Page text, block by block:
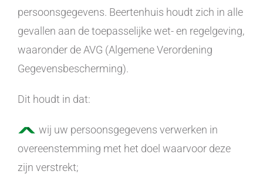
persoonsgegevens. Beertenhuis houdt zich in alle
gevallen aan de toepasselijke wet- en regelgeving,
waaronder de AVG (Algemene Verordening
Gegevensbescherming).
Dit houdt in dat:
wij uw persoonsgegevens verwerken in
overeenstemming met het doel waarvoor deze
zijn verstrekt;